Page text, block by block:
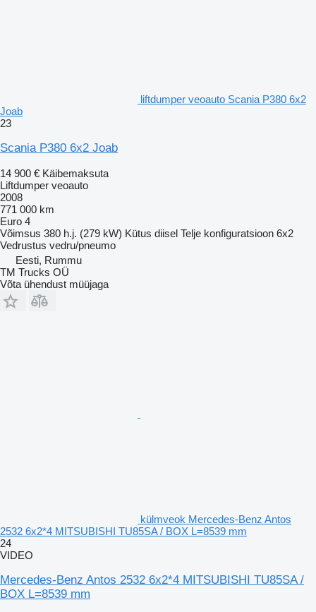
liftdumper veoauto Scania P380 6x2
Joab
23
Scania P380 6x2 Joab
14 900 € Käibemaksuta
Liftdumper veoauto
2008
771 000 km
Euro 4
Võimsus 380 h.j. (279 kW) Kütus diisel Telje konfiguratsioon 6x2
Vedrustus vedru/pneumo
Eesti, Rummu
TM Trucks OÜ
Võta ühendust müüjaga
külmveok Mercedes-Benz Antos
2532 6x2*4 MITSUBISHI TU85SA / BOX L=8539 mm
24
VIDEO
Mercedes-Benz Antos 2532 6x2*4 MITSUBISHI TU85SA /
BOX L=8539 mm